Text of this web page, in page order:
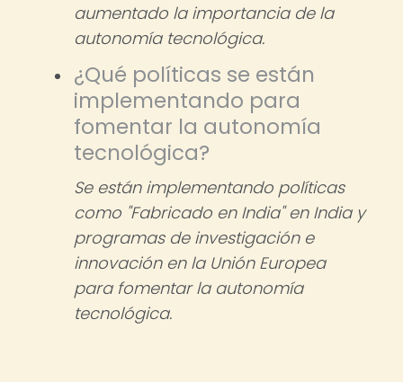
aumentado la importancia de la
autonomía tecnológica.
¿Qué políticas se están
implementando para
fomentar la autonomía
tecnológica?
Se están implementando políticas
como "Fabricado en India" en India y
programas de investigación e
innovación en la Unión Europea
para fomentar la autonomía
tecnológica.